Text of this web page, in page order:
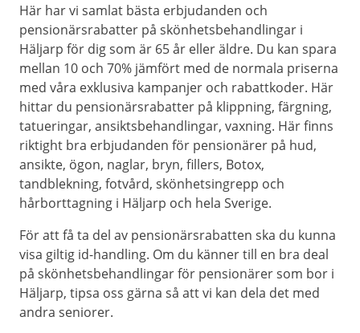
Här har vi samlat bästa erbjudanden och
pensionärsrabatter på skönhetsbehandlingar i
Häljarp för dig som är 65 år eller äldre. Du kan spara
mellan 10 och 70% jämfört med de normala priserna
med våra exklusiva kampanjer och rabattkoder. Här
hittar du pensionärsrabatter på klippning, färgning,
tatueringar, ansiktsbehandlingar, vaxning. Här finns
riktight bra erbjudanden för pensionärer på hud,
ansikte, ögon, naglar, bryn, fillers, Botox,
tandblekning, fotvård, skönhetsingrepp och
hårborttagning i Häljarp och hela Sverige.
För att få ta del av pensionärsrabatten ska du kunna
visa giltig id-handling. Om du känner till en bra deal
på skönhetsbehandlingar för pensionärer som bor i
Häljarp, tipsa oss gärna så att vi kan dela det med
andra seniorer.